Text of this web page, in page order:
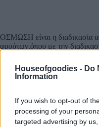
Houseofgoodies - Do
Information
If you wish to opt-out of
processing of your
targeted advertising by
ΟΣΜΩΣΗ είναι η διαδικασία
φρούτων,όπου με την
τους,διατηρώντας φρέσκο το
Συσκευασία